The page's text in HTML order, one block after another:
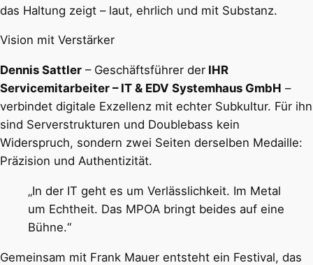
das Haltung zeigt – laut, ehrlich und mit Substanz.
Vision mit Verstärker
Dennis Sattler – Geschäftsführer der IHR
Servicemitarbeiter – IT & EDV Systemhaus GmbH –
verbindet digitale Exzellenz mit echter Subkultur. Für ihn
sind Serverstrukturen und Doublebass kein
Widerspruch, sondern zwei Seiten derselben Medaille:
Präzision und Authentizität.
„In der IT geht es um Verlässlichkeit. Im Metal
um Echtheit. Das MPOA bringt beides auf eine
Bühne.“
Gemeinsam mit Frank Mauer entsteht ein Festival, das